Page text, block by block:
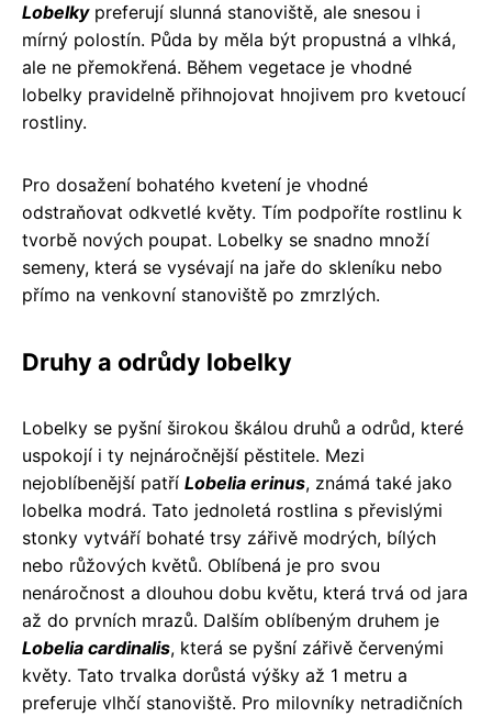
Lobelkypreferují slunná stanoviště, ale snesou i
mírný polostín. Půda by měla být propustná a vlhká,
ale ne přemokřená. Během vegetace je vhodné
lobelky pravidelně přihnojovat hnojivem pro kvetoucí
rostliny.
Pro dosažení bohatého kvetení je vhodné
odstraňovat odkvetlé květy. Tím podpoříte rostlinu k
tvorbě nových poupat. Lobelky se snadno množí
semeny, která se vysévají na jaře do skleníku nebo
přímo na venkovní stanoviště po zmrzlých.
Druhy a odrůdy lobelky
Lobelky se pyšní širokou škálou druhů a odrůd, které
uspokojí i ty nejnáročnější pěstitele. Mezi
nejoblíbenější patří Lobelia erinus, známá také jako
lobelka modrá. Tato jednoletá rostlina s převislými
stonky vytváří bohaté trsy zářivě modrých, bílých
nebo růžových květů. Oblíbená je pro svou
nenáročnost a dlouhou dobu květu, která trvá od jara
až do prvních mrazů. Dalším oblíbeným druhem je
Lobelia cardinalis, která se pyšní zářivě červenými
květy. Tato trvalka dorůstá výšky až 1 metru a
preferuje vlhčí stanoviště. Pro milovníky netradičních